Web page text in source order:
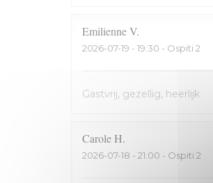
EmilienneV
2026-07-19 - 19:30 - Ospiti 2
Gastvrij, gezellig, heerlijk
CaroleH
2026-07-18 - 21:00 - Ospiti 2